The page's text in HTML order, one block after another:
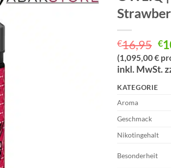
€16,95 €
(1,095,00 €
inkl. MwSt.
KATEGORIE
Aroma
Geschmack
Nikotingehalt
Besonderheit